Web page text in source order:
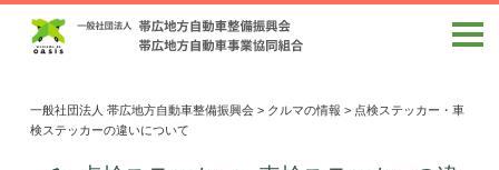
一般社団法人 帯広地方自動車整備振興会> クルマの情報 > 点検ステッカー・車
検ステッカーの違いについて